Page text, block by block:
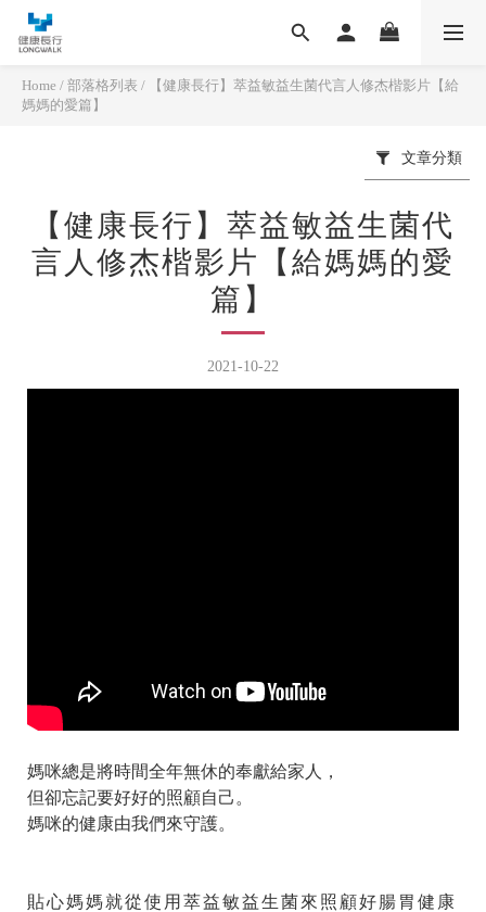
Home / 部落格列表 /
【健康長行】萃益敏益生菌代言人修杰楷影片【給
媽媽的愛篇】
文章分類
【健康長行】萃益敏益生菌代
言人修杰楷影片【給媽媽的愛
篇】
2021-10-22
媽咪總是將時間全年無休的奉獻給家人‍，
但卻忘記要好好的照顧自己。
媽咪的健康由我們來守護。
貼心媽媽就從使用萃益敏益生菌來照顧好腸胃健康